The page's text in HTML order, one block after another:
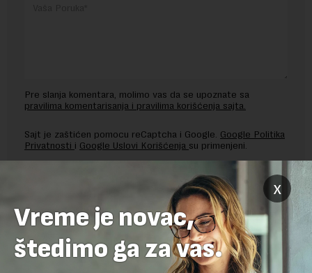
Pre slanja komentara, molimo vas da se upoznate sa
pravilima komentarisanja i pravilima korišćenja sajta.
Sajt je zaštićen pomocu reCaptcha i Google. Google Politika
Privatnosti i Google Uslovi Korišćenja su primenjeni.
x
Vreme je novac,
štedimo ga za vas.